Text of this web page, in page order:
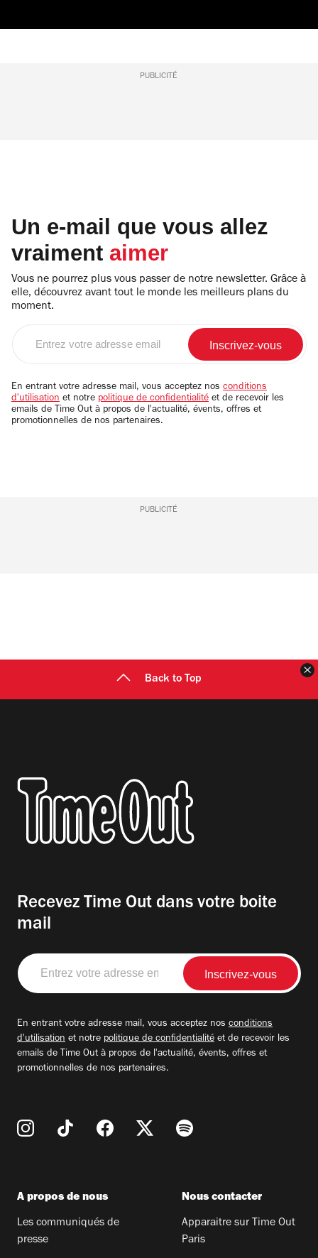
PUBLICITÉ
Un e-mail que vous allez
vraiment aimer
Vous ne pourrez plus vous passer de notre newsletter. Grâce à
elle, découvrez avant tout le monde les meilleurs plans du
moment.
email
En entrant votre adresse mail, vous acceptez nos conditions
d'utilisation et notre politique de confidentialité et de recevoir les
emails de Time Out à propos de l'actualité, évents, offres et
promotionnelles de nos partenaires.
PUBLICITÉ
Back to Top
Recevez Time Out dans votre boite
mail
Entrez
votre
adresse
En entrant votre adresse mail, vous acceptez nos conditions
d'utilisation et notre politique de confidentialité et de recevoir les
emails de Time Out à propos de l'actualité, évents, offres et
promotionnelles de nos partenaires.
A propos de nous
Les communiqués de
presse
Nous contacter
Apparaitre sur Time Out
Paris